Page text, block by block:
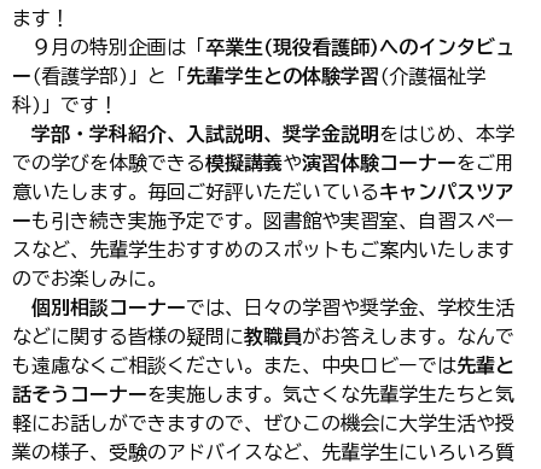
ます！
９月の特別企画は「 卒業生(現役看護師)へのインタビュ
ー(看護学部)」と「 先輩学生との体験学習(介護福祉学
科)」です！
学部・学科紹介、入試説明、奨学金説明をはじめ、本学
での学びを体験できる模擬講義や演習体験コーナーをご用
意いたします。毎回ご好評いただいているキャンパスツア
ーも引き続き実施予定です。図書館や実習室、自習スペー
スなど、先輩学生おすすめのスポットもご案内いたします
のでお楽しみに。
個別相談コーナーでは、日々の学習や奨学金、学校生活
などに関する皆様の疑問に教職員がお答えします。なんで
も遠慮なくご相談ください。また、中央ロビーでは先輩と
話そうコーナーを実施します。気さくな先輩学生たちと気
軽にお話しができますので、ぜひこの機会に大学生活や授
業の様子、受験のアドバイスなど、先輩学生にいろいろ質